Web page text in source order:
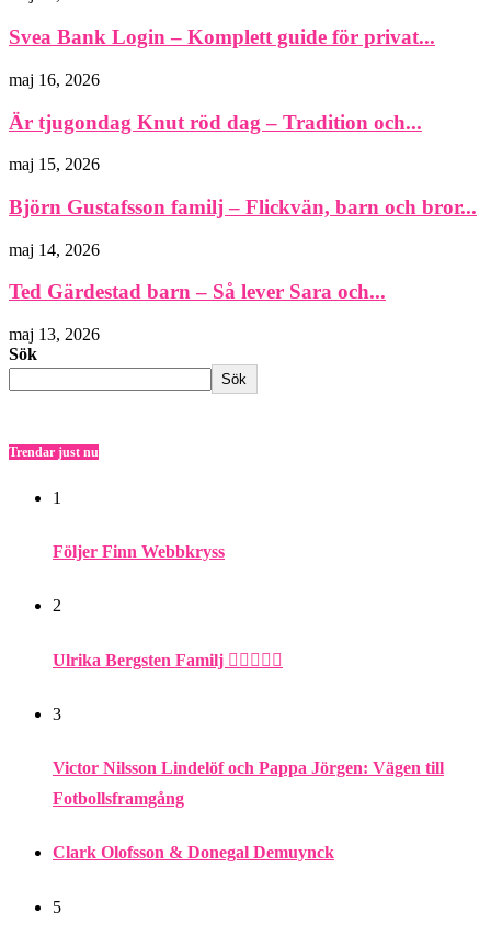
Svea Bank Login – Komplett guide för privat...
maj 16, 2026
Är tjugondag Knut röd dag – Tradition och...
maj 15, 2026
Björn Gustafsson familj – Flickvän, barn och bror...
maj 14, 2026
Ted Gärdestad barn – Så lever Sara och...
maj 13, 2026
Sök
Sök
Trendar just nu
1
Följer Finn Webbkryss
2
Ulrika Bergsten Familj ❤️‍👨‍👩‍👦‍👦
3
Victor Nilsson Lindelöf och Pappa Jörgen: Vägen till
Fotbollsframgång
Clark Olofsson & Donegal Demuynck
5